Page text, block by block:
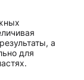
а
для